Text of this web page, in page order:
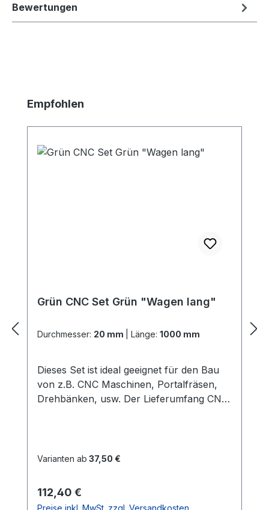
Bewertungen
Produktgalerie überspringen
Empfohlen
Grün CNC Set Grün "Wagen lang"
Durchmesser: 20 mm Länge: 1000 mm
Dieses Set ist ideal geeignet für den Bau
von z.B. CNC Maschinen, Portalfräsen,
Drehbänken, usw. Der Lieferumfang CNC
60 HRC 2x ALU -
(dieses ist die stabilere
Varianten ab 37,50 €
Regulärer Preis:
112,40 €
Preise inkl. MwSt. zzgl. Versandkosten